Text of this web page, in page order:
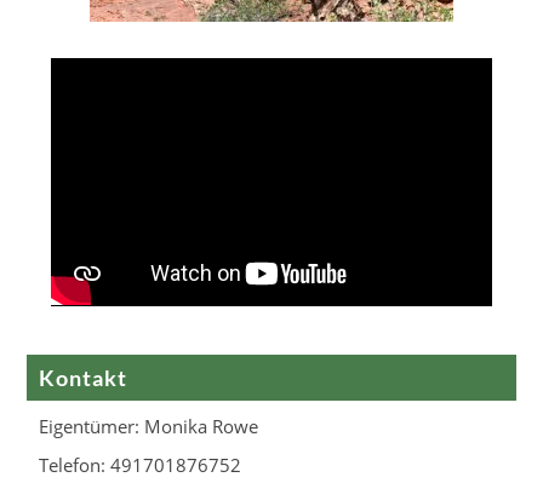
Kontakt
Eigentümer: Monika Rowe
Telefon: 491701876752